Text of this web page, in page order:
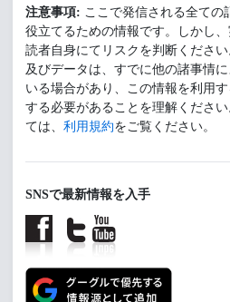
注意事項: ここで発信される全ての
役立てるための情報です。しかし、
読者自身にてリスクを判断くださ
及びデータは、すでに他の諸事情
いる場合があり、この情報を利用
する必要があることを理解ください
ては、 利用規約をご覧ください。
SNSで最新情報を入手